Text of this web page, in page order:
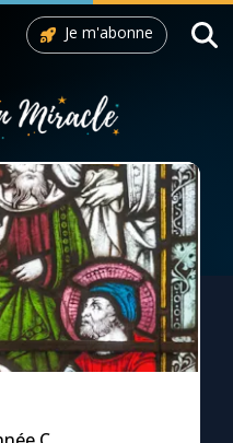
Je m'abonne